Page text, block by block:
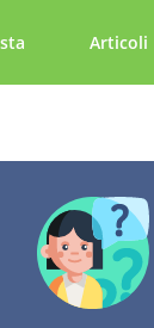
Articoli